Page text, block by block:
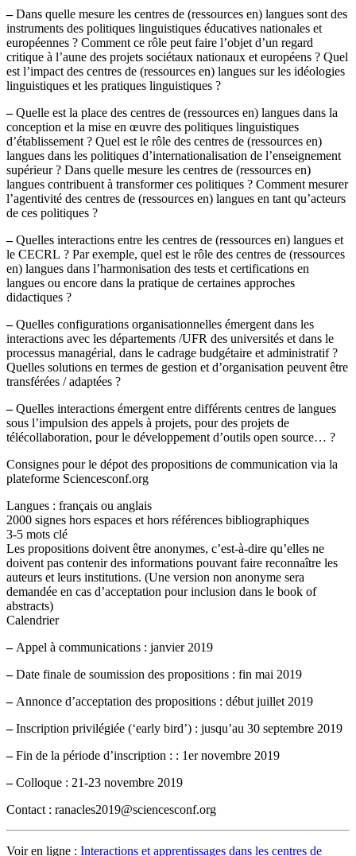
–Dans quelle mesure les centres de (ressources en) langues sont des
instruments des politiques linguistiques éducatives nationales et
européennes ? Comment ce rôle peut faire l’objet d’un regard
critique à l’aune des projets sociétaux nationaux et européens ? Quel
est l’impact des centres de (ressources en) langues sur les idéologies
linguistiques et les pratiques linguistiques ?
–Quelle est la place des centres de (ressources en) langues dans la
conception et la mise en œuvre des politiques linguistiques
d’établissement ? Quel est le rôle des centres de (ressources en)
langues dans les politiques d’internationalisation de l’enseignement
supérieur ? Dans quelle mesure les centres de (ressources en)
langues contribuent à transformer ces politiques ? Comment mesurer
l’agentivité des centres de (ressources en) langues en tant qu’acteurs
de ces politiques ?
–Quelles interactions entre les centres de (ressources en) langues et
le CECRL ? Par exemple, quel est le rôle des centres de (ressources
en) langues dans l’harmonisation des tests et certifications en
langues ou encore dans la pratique de certaines approches
didactiques ?
–Quelles configurations organisationnelles émergent dans les
interactions avec les départements /UFR des universités et dans le
processus managérial, dans le cadrage budgétaire et administratif ?
Quelles solutions en termes de gestion et d’organisation peuvent être
transférées / adaptées ?
–Quelles interactions émergent entre différents centres de langues
sous l’impulsion des appels à projets, pour des projets de
télécollaboration, pour le développement d’outils open source… ?
Consignes pour le dépot des propositions de communication via la
plateforme Sciencesconf.org
Langues : français ou anglais
2000 signes hors espaces et hors références bibliographiques
3-5 mots clé
Les propositions doivent être anonymes, c’est-à-dire qu’elles ne
doivent pas contenir des informations pouvant faire reconnaître les
auteurs et leurs institutions. (Une version non anonyme sera
demandée en cas d’acceptation pour inclusion dans le book of
abstracts)
Calendrier
–Appel à communications : janvier 2019
–Date finale de soumission des propositions : fin mai 2019
–Annonce d’acceptation des propositions : début juillet 2019
–Inscription privilégiée (‘early bird’) : jusqu’au 30 septembre 2019
–Fin de la période d’inscription : : 1er novembre 2019
–Colloque : 21-23 novembre 2019
Contact : ranacles2019@sciencesconf.org
Voir en ligne : Interactions et apprentissages dans les centres de